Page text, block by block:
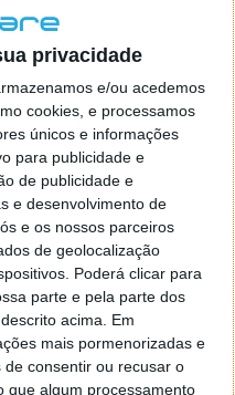
privacidade
e/ou acedemos
cookies, e processamos
únicos e informações
para publicidade e
de publicidade e
e desenvolvimento de
e os nossos parceiros
de geolocalização
Poderá clicar para
parte e pela parte dos
acima. Em
mais pormenorizadas e
consentir ou recusar o
que algum processamento
que o Claude 3.5
como raciocínio,
de desafios de
na resolução de
que o Claude está
de programação de
prevê uma
capacidades de
utilizadores podem
instruções ao Claude
visualizações
um fator de mudança